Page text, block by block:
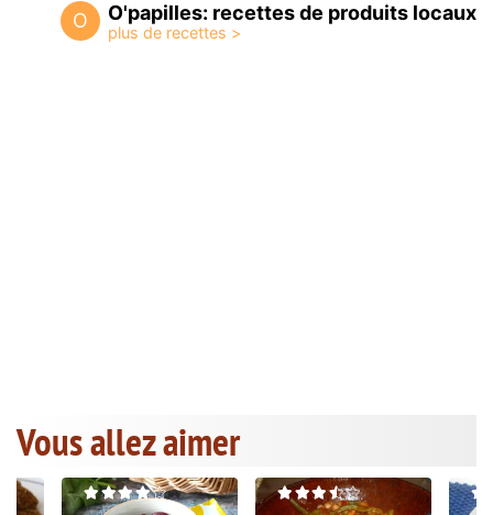
O O'papilles: recettes de produits locaux
Vous allez aimer